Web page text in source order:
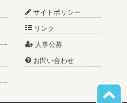
サイトポリシー
リンク
人事公募
お問い合わせ